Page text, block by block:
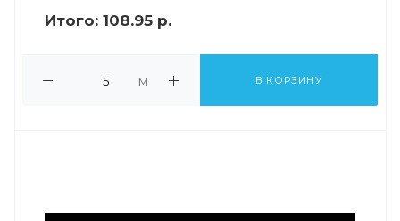
Итого: 108.95 р.
м В КОРЗИНУ